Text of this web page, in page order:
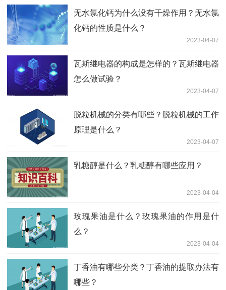
无水氯化钙为什么没有干燥作用？无水氯
化钙的性质是什么？
2023-04-07
瓦斯继电器的构成是怎样的？瓦斯继电器
怎么做试验？
2023-04-07
脱粒机械的分类有哪些？脱粒机械的工作
原理是什么？
2023-04-07
乳糖醇是什么？乳糖醇有哪些应用？
2023-04-04
玫瑰果油是什么？玫瑰果油的作用是什
么？
2023-04-04
丁香油有哪些分类？丁香油的提取办法有
哪些？